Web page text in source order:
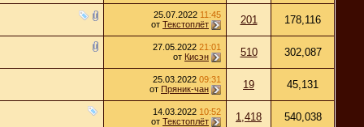
25.07.2022 11:45
от Текстоплёт 201 178,116
27.05.2022 21:01
от Кисэн 510 302,087
25.03.2022 09:31
от Пряник-чан 19 45,131
14.03.2022 10:52
от Текстоплёт 1,418 540,038